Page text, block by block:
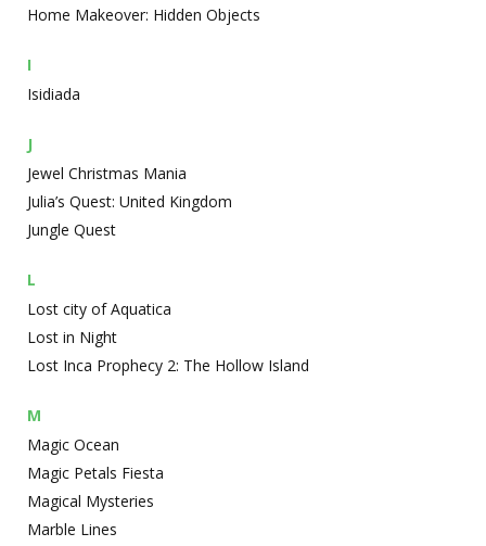
Home Makeover: Hidden Objects
I
Isidiada
J
Jewel Christmas Mania
Julia’s Quest: United Kingdom
Jungle Quest
L
Lost city of Aquatica
Lost in Night
Lost Inca Prophecy 2: The Hollow Island
M
Magic Ocean
Magic Petals Fiesta
Magical Mysteries
Marble Lines